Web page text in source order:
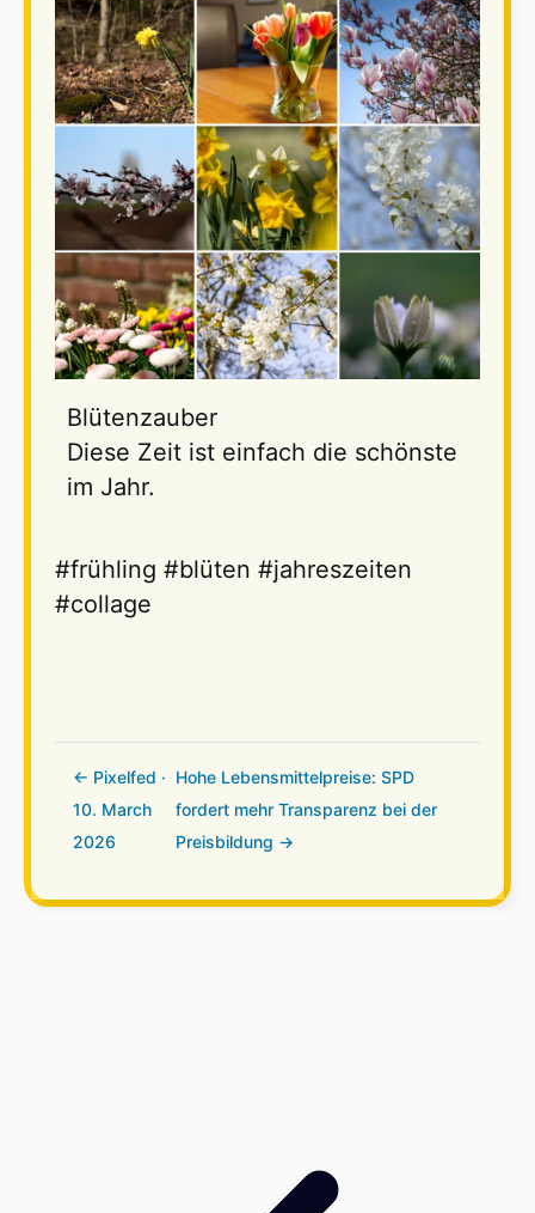
Blütenzauber
Diese Zeit ist einfach die schönste
im Jahr.
#frühling #blüten #jahreszeiten
#collage
← Pixelfed ·
10. March
2026
Hohe Lebensmittelpreise: SPD
fordert mehr Transparenz bei der
Preisbildung →